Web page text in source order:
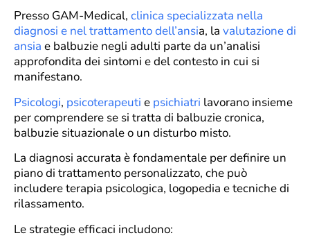
Presso GAM-Medical, clinica specializzata nella
diagnosi e nel trattamento dell’ansia, la valutazione di
ansia e balbuzie negli adulti parte da un’analisi
approfondita dei sintomi e del contesto in cui si
manifestano.
Psicologi, psicoterapeuti e psichiatri lavorano insieme
per comprendere se si tratta di balbuzie cronica,
balbuzie situazionale o un disturbo misto.
La diagnosi accurata è fondamentale per definire un
piano di trattamento personalizzato, che può
includere terapia psicologica, logopedia e tecniche di
rilassamento.
Le strategie efficaci includono: